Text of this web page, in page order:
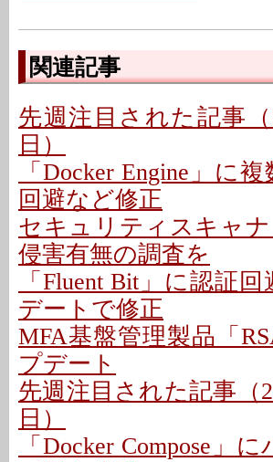
関連記事
先週注目された記事（
日）
「Docker Engine」に
回避など修正
セキュリティスキャ
侵害有無の調査を
「Fluent Bit」に認証
デートで修正
MFA基盤管理製品「
プデート
先週注目された記事（
日）
「Docker Compose」